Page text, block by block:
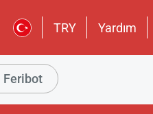
TRY Yardım
Feribot